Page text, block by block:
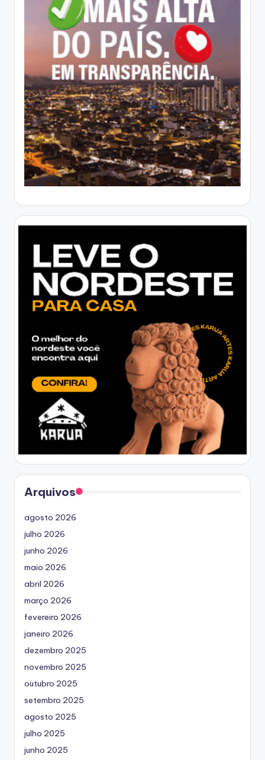
Arquivos
agosto 2026
julho 2026
junho 2026
maio 2026
abril 2026
março 2026
fevereiro 2026
janeiro 2026
dezembro 2025
novembro 2025
outubro 2025
setembro 2025
agosto 2025
julho 2025
junho 2025